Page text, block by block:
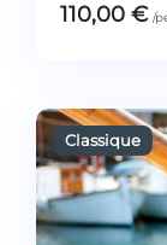
110,00 €